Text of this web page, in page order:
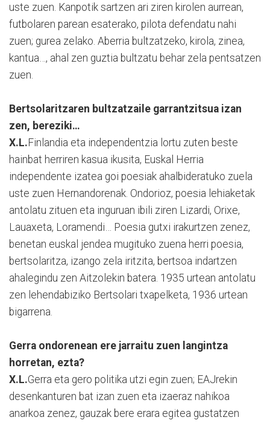
uste zuen. Kanpotik sartzen ari ziren kirolen aurrean,
futbolaren parean esaterako, pilota defendatu nahi
zuen; gurea zelako. Aberria bultzatzeko, kirola, zinea,
kantua…, ahal zen guztia bultzatu behar zela pentsatzen
zuen.
Bertsolaritzaren bultzatzaile garrantzitsua izan
zen, bereziki…
X.L.Finlandia eta independentzia lortu zuten beste
hainbat herriren kasua ikusita, Euskal Herria
independente izatea goi poesiak ahalbideratuko zuela
uste zuen Hernandorenak. Ondorioz, poesia lehiaketak
antolatu zituen eta inguruan ibili ziren Lizardi, Orixe,
Lauaxeta, Loramendi… Poesia gutxi irakurtzen zenez,
benetan euskal jendea mugituko zuena herri poesia,
bertsolaritza, izango zela iritzita, bertsoa indartzen
ahalegindu zen Aitzolekin batera. 1935 urtean antolatu
zen lehendabiziko Bertsolari txapelketa, 1936 urtean
bigarrena.
Gerra ondorenean ere jarraitu zuen langintza
horretan, ezta?
X.L.Gerra eta gero politika utzi egin zuen; EAJrekin
desenkanturen bat izan zuen eta izaeraz nahikoa
anarkoa zenez, gauzak bere erara egitea gustatzen